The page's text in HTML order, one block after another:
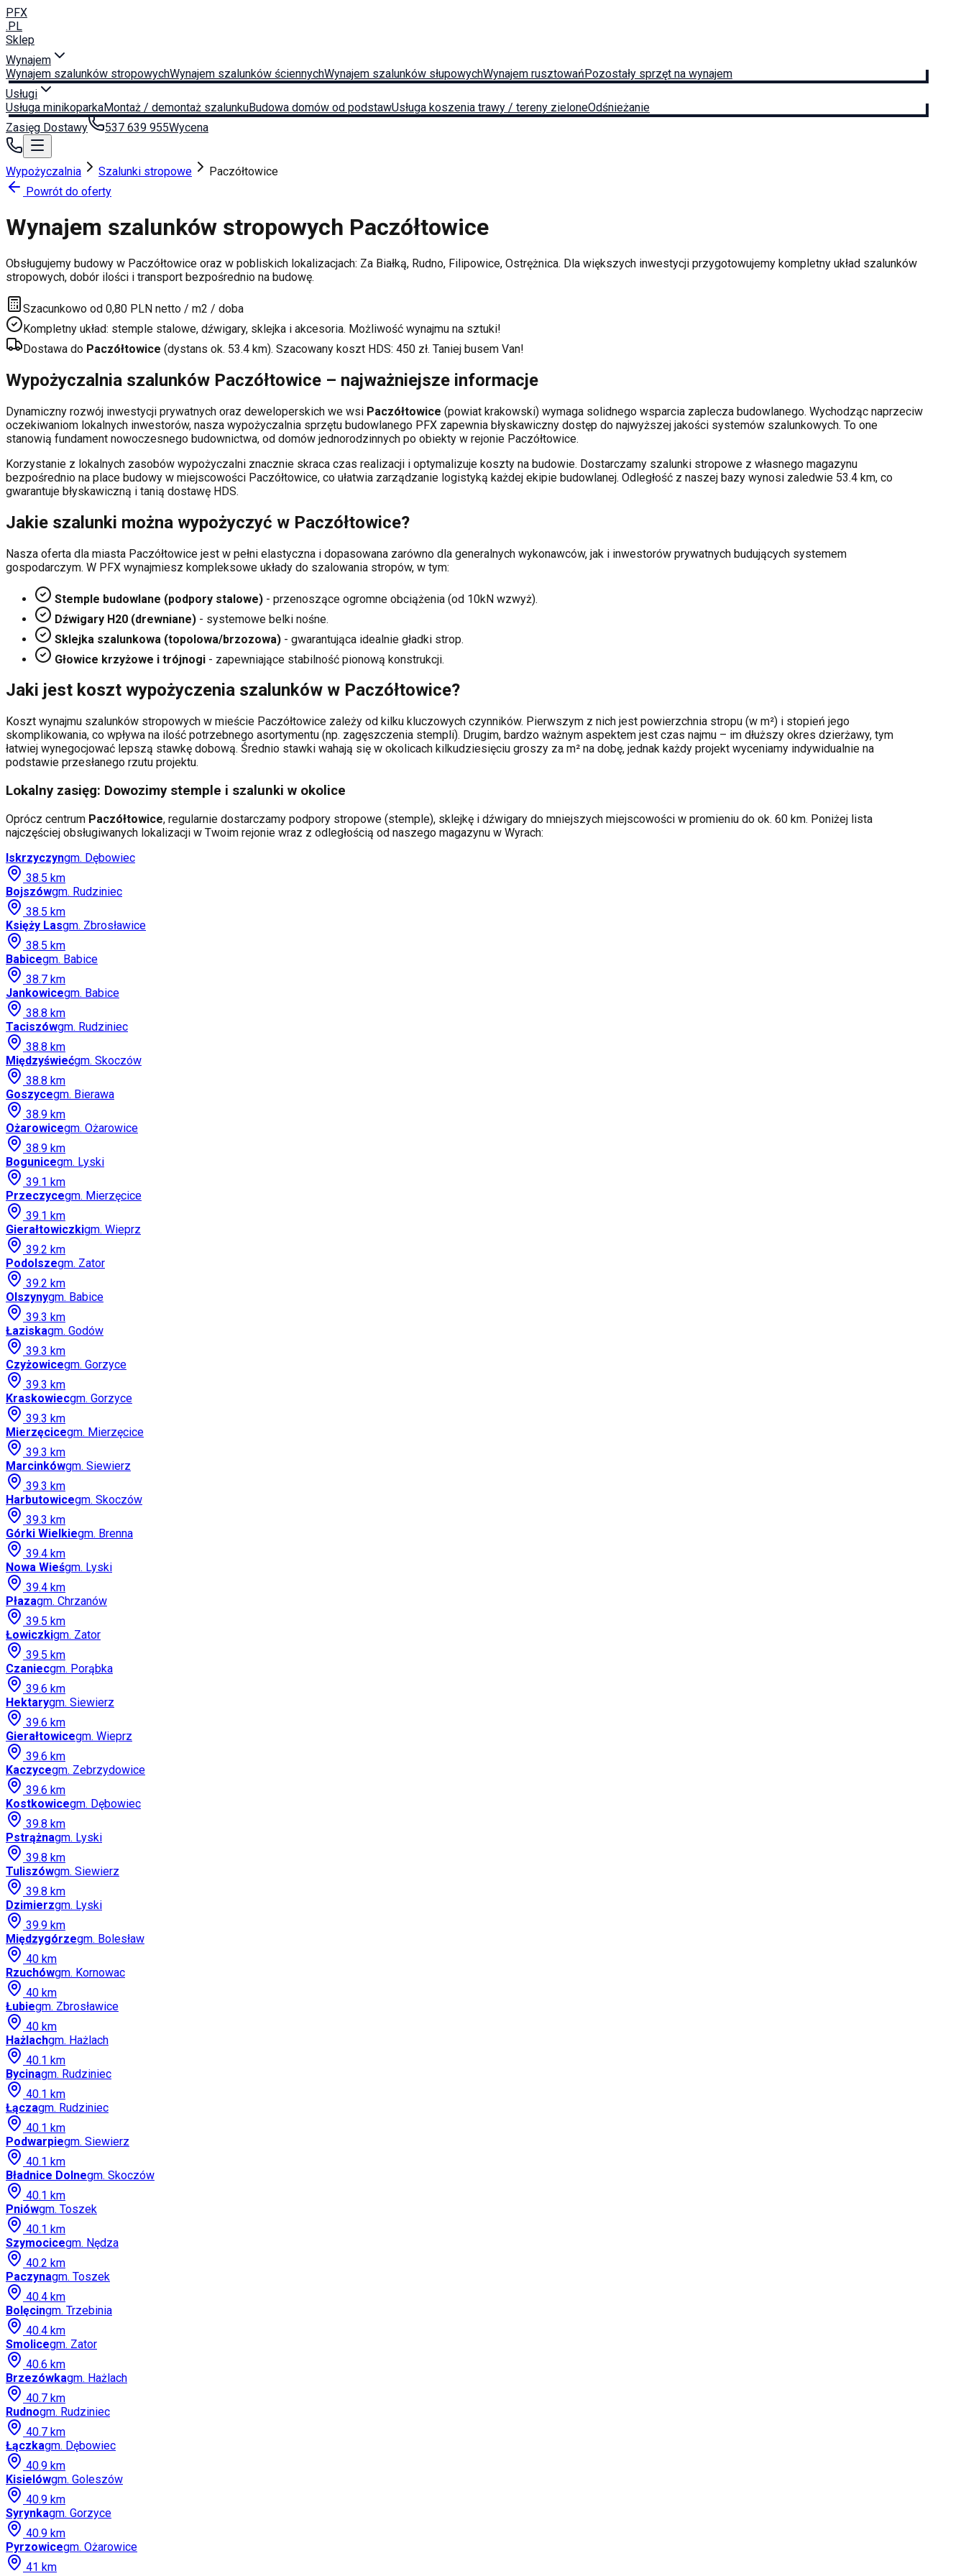
PFX
.PL
Sklep
Wynajem
Wynajem szalunków stropowychWynajem szalunków ściennychWynajem szalunków słupowychWynajem rusztowańPozostały sprzęt na wynajem
Usługi
Usługa minikoparkaMontaż / demontaż szalunkuBudowa domów od podstawUsługa koszenia trawy / tereny zieloneOdśnieżanie
Zasięg Dostawy
537 639 955Wycena
Wypożyczalnia Szalunki stropowe
Paczółtowice
Powrót do oferty
Wynajem szalunków stropowych Paczółtowice
Obsługujemy budowy w Paczółtowice oraz w pobliskich lokalizacjach: Za Białką, Rudno, Filipowice, Ostrężnica. Dla większych inwestycji przygotowujemy kompletny układ szalunków
stropowych, dobór ilości i transport bezpośrednio na budowę.
Szacunkowo od 0,80 PLN netto / m2 / doba
Kompletny układ: stemple stalowe, dźwigary, sklejka i akcesoria. Możliwość wynajmu na sztuki!
Dostawa do Paczółtowice (dystans ok. 53.4 km). Szacowany koszt HDS: 450 zł. Taniej busem Van!
Wypożyczalnia szalunków Paczółtowice – najważniejsze informacje
Dynamiczny rozwój inwestycji prywatnych oraz deweloperskich we wsi Paczółtowice (powiat krakowski) wymaga solidnego wsparcia zaplecza budowlanego. Wychodząc naprzeciw
oczekiwaniom lokalnych inwestorów, nasza wypożyczalnia sprzętu budowlanego PFX zapewnia błyskawiczny dostęp do najwyższej jakości systemów szalunkowych. To one
stanowią fundament nowoczesnego budownictwa, od domów jednorodzinnych po obiekty w rejonie Paczółtowice.
Korzystanie z lokalnych zasobów wypożyczalni znacznie skraca czas realizacji i optymalizuje koszty na budowie. Dostarczamy szalunki stropowe z własnego magazynu
bezpośrednio na place budowy w miejscowości Paczółtowice, co ułatwia zarządzanie logistyką każdej ekipie budowlanej. Odległość z naszej bazy wynosi zaledwie 53.4 km, co
gwarantuje błyskawiczną i tanią dostawę HDS.
Jakie szalunki można wypożyczyć w Paczółtowice?
Nasza oferta dla miasta Paczółtowice jest w pełni elastyczna i dopasowana zarówno dla generalnych wykonawców, jak i inwestorów prywatnych budujących systemem
gospodarczym. W PFX wynajmiesz kompleksowe układy do szalowania stropów, w tym:
Stemple budowlane (podpory stalowe) - przenoszące ogromne obciążenia (od 10kN wzwyż).
Dźwigary H20 (drewniane) - systemowe belki nośne.
Sklejka szalunkowa (topolowa/brzozowa) - gwarantująca idealnie gładki strop.
Głowice krzyżowe i trójnogi - zapewniające stabilność pionową konstrukcji.
Jaki jest koszt wypożyczenia szalunków w Paczółtowice?
Koszt wynajmu szalunków stropowych w mieście Paczółtowice zależy od kilku kluczowych czynników. Pierwszym z nich jest powierzchnia stropu (w m²) i stopień jego
skomplikowania, co wpływa na ilość potrzebnego asortymentu (np. zagęszczenia stempli). Drugim, bardzo ważnym aspektem jest czas najmu – im dłuższy okres dzierżawy, tym
łatwiej wynegocjować lepszą stawkę dobową. Średnio stawki wahają się w okolicach kilkudziesięciu groszy za m² na dobę, jednak każdy projekt wyceniamy indywidualnie na
podstawie przesłanego rzutu projektu.
Lokalny zasięg: Dowozimy stemple i szalunki w okolice
Oprócz centrum Paczółtowice, regularnie dostarczamy podpory stropowe (stemple), sklejkę i dźwigary do mniejszych miejscowości w promieniu do ok. 60 km. Poniżej lista
najczęściej obsługiwanych lokalizacji w Twoim rejonie wraz z odległością od naszego magazynu w Wyrach:
Iskrzyczyngm. Dębowiec
38.5 km
Bojszówgm. Rudziniec
38.5 km
Księży Lasgm. Zbrosławice
38.5 km
Babicegm. Babice
38.7 km
Jankowicegm. Babice
38.8 km
Taciszówgm. Rudziniec
38.8 km
Międzyświećgm. Skoczów
38.8 km
Goszycegm. Bierawa
38.9 km
Ożarowicegm. Ożarowice
38.9 km
Bogunicegm. Lyski
39.1 km
Przeczycegm. Mierzęcice
39.1 km
Gierałtowiczkigm. Wieprz
39.2 km
Podolszegm. Zator
39.2 km
Olszynygm. Babice
39.3 km
Łaziskagm. Godów
39.3 km
Czyżowicegm. Gorzyce
39.3 km
Kraskowiecgm. Gorzyce
39.3 km
Mierzęcicegm. Mierzęcice
39.3 km
Marcinkówgm. Siewierz
39.3 km
Harbutowicegm. Skoczów
39.3 km
Górki Wielkiegm. Brenna
39.4 km
Nowa Wieśgm. Lyski
39.4 km
Płazagm. Chrzanów
39.5 km
Łowiczkigm. Zator
39.5 km
Czaniecgm. Porąbka
39.6 km
Hektarygm. Siewierz
39.6 km
Gierałtowicegm. Wieprz
39.6 km
Kaczycegm. Zebrzydowice
39.6 km
Kostkowicegm. Dębowiec
39.8 km
Pstrążnagm. Lyski
39.8 km
Tuliszówgm. Siewierz
39.8 km
Dzimierzgm. Lyski
39.9 km
Międzygórzegm. Bolesław
40 km
Rzuchówgm. Kornowac
40 km
Łubiegm. Zbrosławice
40 km
Hażlachgm. Hażlach
40.1 km
Bycinagm. Rudziniec
40.1 km
Łączagm. Rudziniec
40.1 km
Podwarpiegm. Siewierz
40.1 km
Bładnice Dolnegm. Skoczów
40.1 km
Pniówgm. Toszek
40.1 km
Szymocicegm. Nędza
40.2 km
Paczynagm. Toszek
40.4 km
Bolęcingm. Trzebinia
40.4 km
Smolicegm. Zator
40.6 km
Brzezówkagm. Hażlach
40.7 km
Rudnogm. Rudziniec
40.7 km
Łączkagm. Dębowiec
40.9 km
Kisielówgm. Goleszów
40.9 km
Syrynkagm. Gorzyce
40.9 km
Pyrzowicegm. Ożarowice
41 km